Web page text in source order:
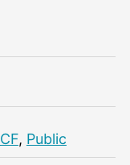
CF, Public